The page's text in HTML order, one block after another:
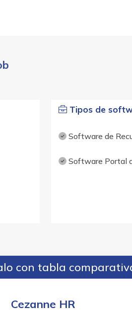
Tipos de
Software de
Software Portal
con tabla
Cezanne HR